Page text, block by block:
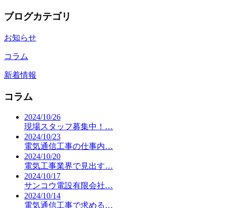
ブログカテゴリ
お知らせ
コラム
新着情報
コラム
2024/10/26
現場スタッフ募集中！…
2024/10/23
電気通信工事の仕事内…
2024/10/20
電気工事業界で見出す…
2024/10/17
サンコウ電設有限会社…
2024/10/14
電気通信工事で求める…